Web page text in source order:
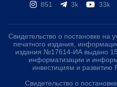
851 3k 33k
Свидетельство о постановке на
печатного издания,
издания №17614-ИА выдано
информатизации и
инвестициям и развитию
Свидетельство о